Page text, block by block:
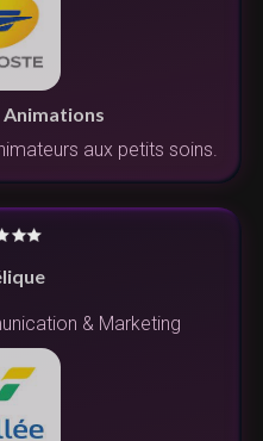
Animations
aux petits soins.
& Marketing